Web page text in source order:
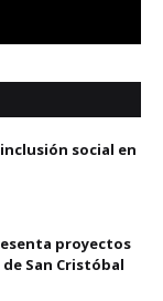
inclusión social en
proyectos
San Cristóbal